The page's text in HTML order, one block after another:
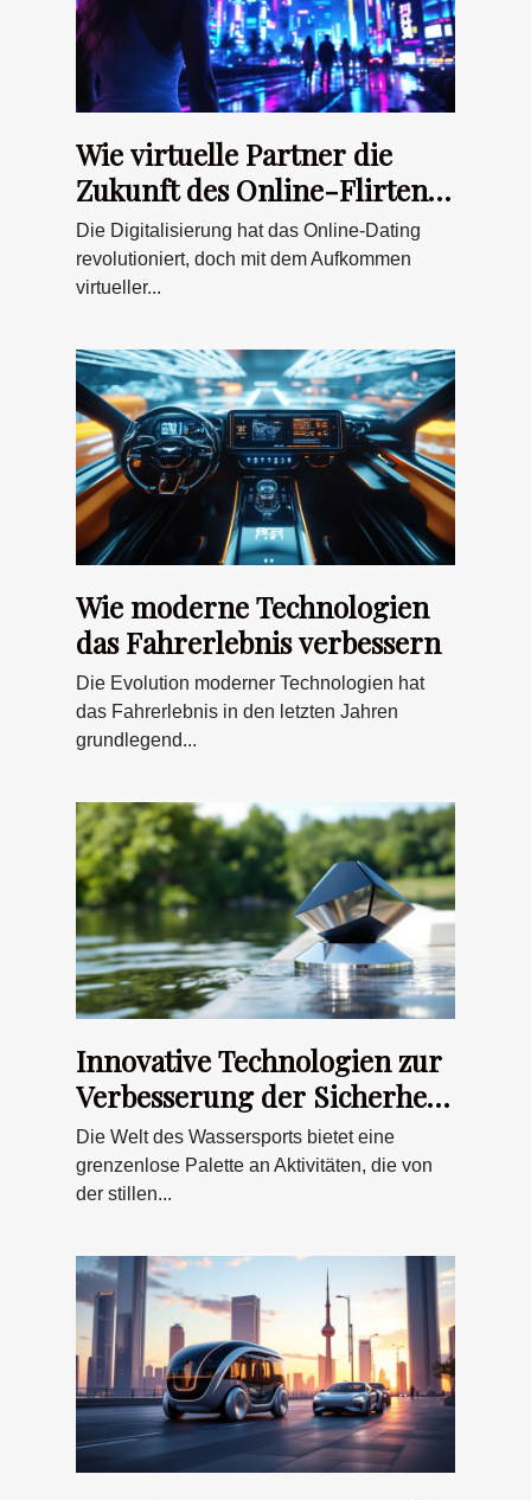
Wie virtuelle Partner die
Zukunft des Online-Flirtens
prägen?
Die Digitalisierung hat das Online-Dating
revolutioniert, doch mit dem Aufkommen
virtueller...
Wie moderne Technologien
das Fahrerlebnis verbessern
Die Evolution moderner Technologien hat
das Fahrerlebnis in den letzten Jahren
grundlegend...
Innovative Technologien zur
Verbesserung der Sicherheit
im Wassersport
Die Welt des Wassersports bietet eine
grenzenlose Palette an Aktivitäten, die von
der stillen...